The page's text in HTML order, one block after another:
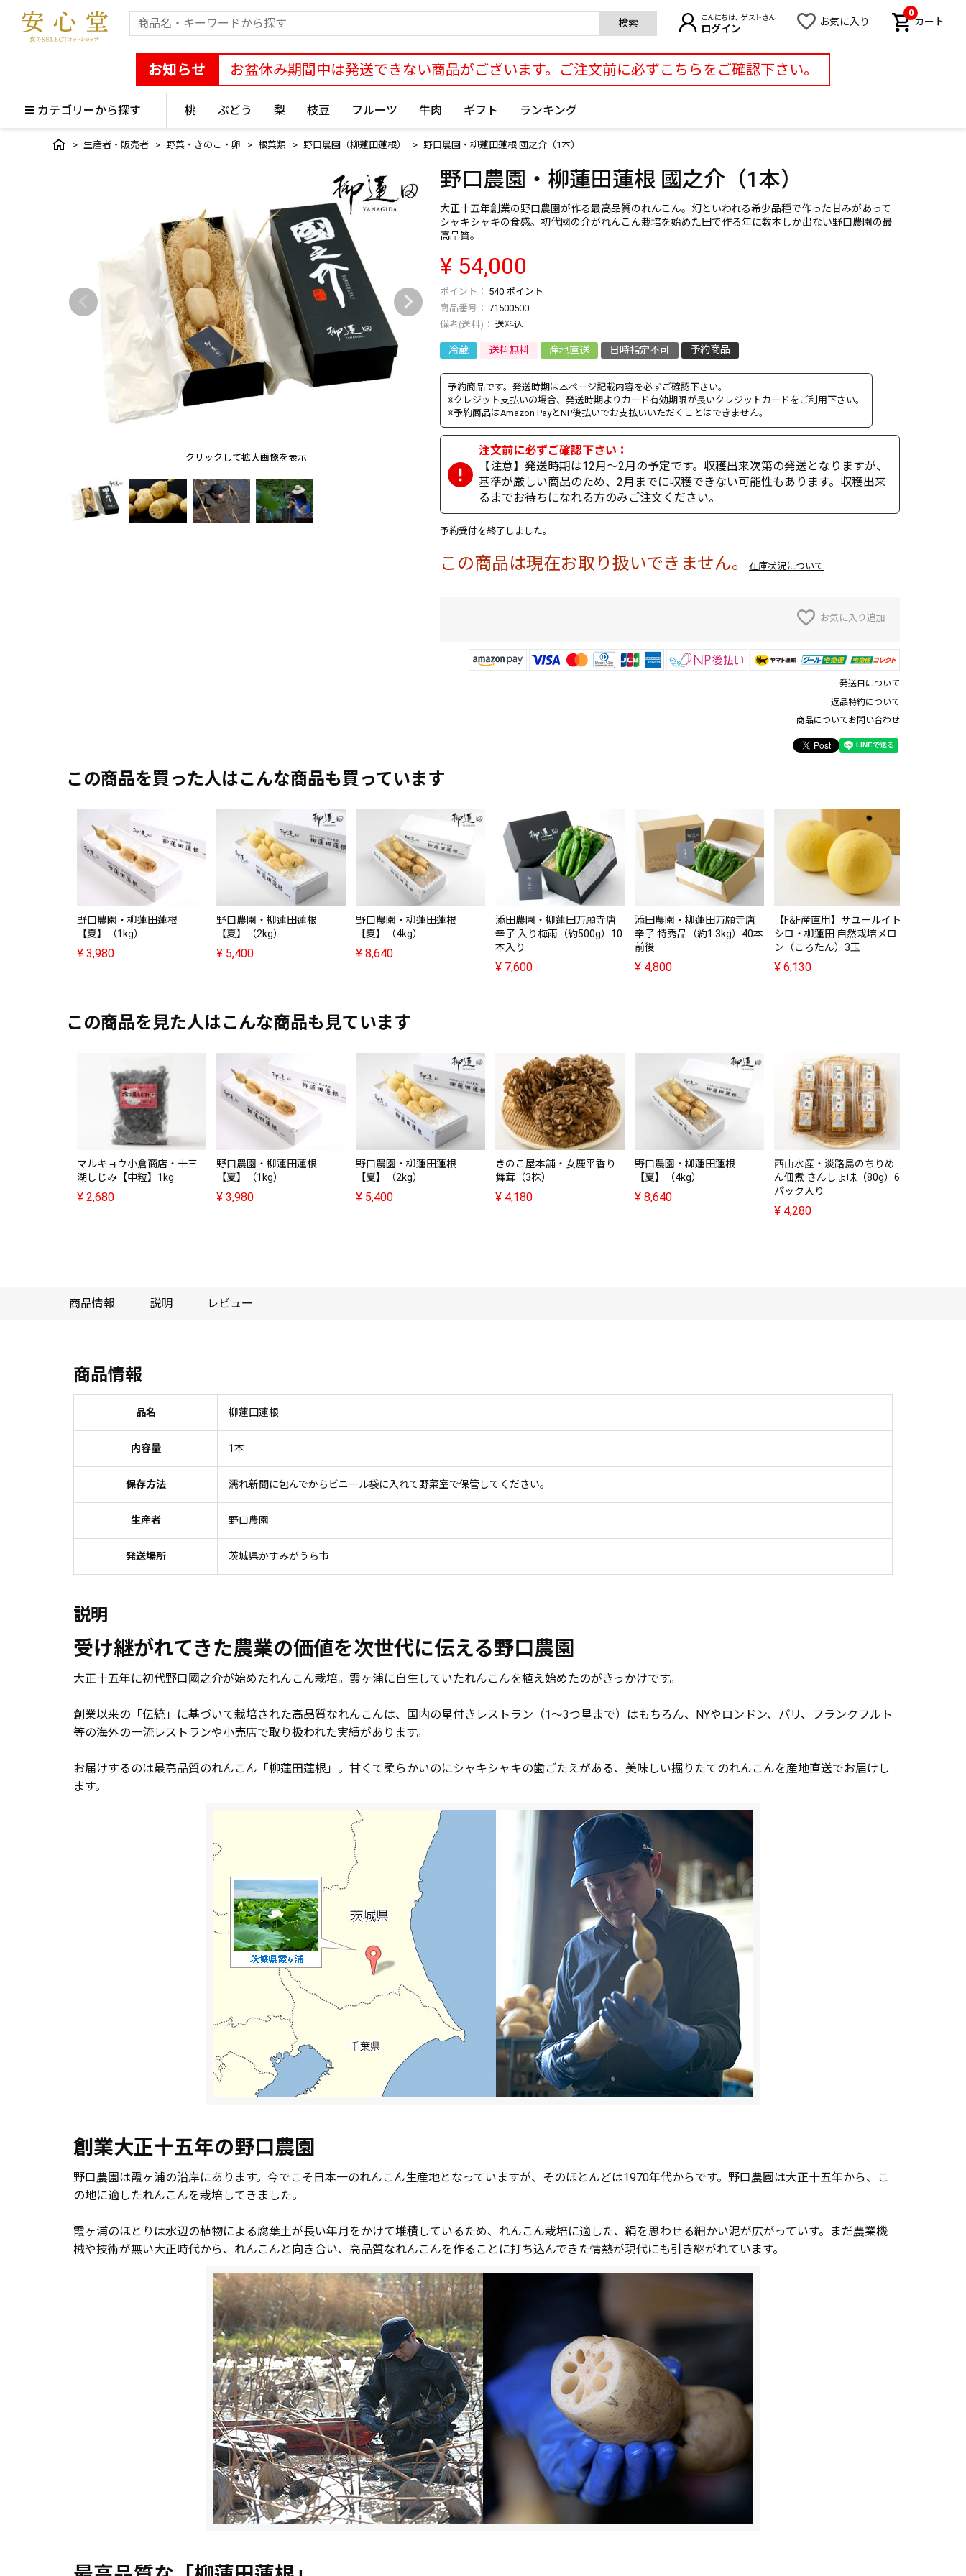
検索 こんにちは、ゲストさん
ログイン
お気に入り カート
0
お知らせ お盆休み期間中は発送できない商品がございます。ご注文前に必ずこちらをご確認下さい。
カテゴリーから探す 桃 ぶどう 梨 枝豆 フルーツ 牛肉 ギフト ランキング
生産者・販売者 野菜・きのこ・卵 根菜類 野口農園（柳蓮田蓮根） 野口農園・柳蓮田蓮根 國之介（1本）
クリックして拡大画像を表示
野口農園・柳蓮田蓮根 國之介（1本）
大正十五年創業の野口農園が作る最高品質のれんこん。幻といわれる希少品種で作った甘みがあって
シャキシャキの食感。初代國の介がれんこん栽培を始めた田で作る年に数本しか出ない野口農園の最
高品質。
¥ 54,000
540 ポイント
商品番号
71500500
送料込
冷蔵 送料無料 産地直送 日時指定不可 予約商品
予約商品です。発送時期は本ページ記載内容を必ずご確認下さい。
※クレジット支払いの場合、発送時期よりカード有効期限が長いクレジットカードをご利用下さい。
※予約商品はAmazon PayとNP後払いでお支払いいただくことはできません。
【注意】発送時期は12月～2月の予定です。収穫出来次第の発送となりますが、
基準が厳しい商品のため、2月までに収穫できない可能性もあります。収穫出来
るまでお待ちになれる方のみご注文ください。
予約受付を終了しました。
この商品は現在お取り扱いできません。 在庫状況について
お気に入り追加
発送日について
返品特約について
商品についてお問い合わせ
この商品を買った人はこんな商品も買っています
野口農園・柳蓮田蓮根
【夏】（1kg）
¥ 3,980
野口農園・柳蓮田蓮根
【夏】（2kg）
¥ 5,400
野口農園・柳蓮田蓮根
【夏】（4kg）
¥ 8,640
添田農園・柳蓮田万願寺唐
辛子 入り梅雨（約500g）10
本入り
¥ 7,600
添田農園・柳蓮田万願寺唐
辛子 特秀品（約1.3kg）40本
前後
¥ 4,800
【F&F産直用】サユールイト
シロ・柳蓮田 自然栽培メロ
ン（ころたん）3玉
¥ 6,130
この商品を見た人はこんな商品も見ています
マルキョウ小倉商店・十三
湖しじみ【中粒】1kg
¥ 2,680
野口農園・柳蓮田蓮根
【夏】（1kg）
¥ 3,980
野口農園・柳蓮田蓮根
【夏】（2kg）
¥ 5,400
きのこ屋本舗・女鹿平香り
舞茸（3株）
¥ 4,180
野口農園・柳蓮田蓮根
【夏】（4kg）
¥ 8,640
西山水産・淡路島のちりめ
ん佃煮 さんしょ味（80g）6
パック入り
¥ 4,280
商品情報 説明 レビュー
商品情報
品名 柳蓮田蓮根
内容量 1本
保存方法 濡れ新聞に包んでからビニール袋に入れて野菜室で保管してください。
生産者 野口農園
発送場所 茨城県かすみがうら市
説明
受け継がれてきた農業の価値を次世代に伝える野口農園
大正十五年に初代野口國之介が始めたれんこん栽培。霞ヶ浦に自生していたれんこんを植え始めたのがきっかけです。
創業以来の「伝統」に基づいて栽培された高品質なれんこんは、国内の星付きレストラン（1～3つ星まで）はもちろん、NYやロンドン、パリ、フランクフルト
等の海外の一流レストランや小売店で取り扱われた実績があります。
お届けするのは最高品質のれんこん「柳蓮田蓮根」。甘くて柔らかいのにシャキシャキの歯ごたえがある、美味しい掘りたてのれんこんを産地直送でお届けし
ます。
創業大正十五年の野口農園
野口農園は霞ヶ浦の沿岸にあります。今でこそ日本一のれんこん生産地となっていますが、そのほとんどは1970年代からです。野口農園は大正十五年から、こ
の地に適したれんこんを栽培してきました。
霞ヶ浦のほとりは水辺の植物による腐葉土が長い年月をかけて堆積しているため、れんこん栽培に適した、絹を思わせる細かい泥が広がっていす。まだ農業機
械や技術が無い大正時代から、れんこんと向き合い、高品質なれんこんを作ることに打ち込んできた情熱が現代にも引き継がれています。